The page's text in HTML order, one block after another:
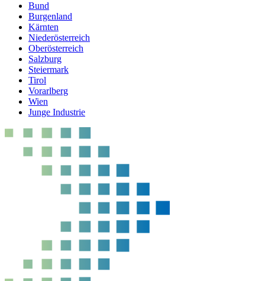
Bund
Burgenland
Kärnten
Niederösterreich
Oberösterreich
Salzburg
Steiermark
Tirol
Vorarlberg
Wien
Junge Industrie